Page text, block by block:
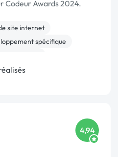
Codeur Awards 2024.
site internet
spécifique
4,94